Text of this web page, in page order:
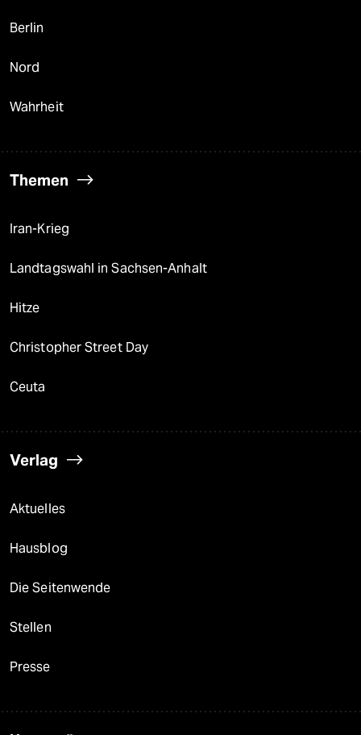
Berlin
Nord
Wahrheit
Themen
Iran-Krieg
Landtagswahl in Sachsen-Anhalt
Hitze
Christopher Street Day
Ceuta
Verlag
Aktuelles
Hausblog
Die Seitenwende
Stellen
Presse